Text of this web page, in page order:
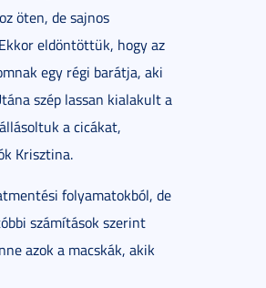
öten, de sajnos
eldöntöttük, hogy az
egy régi barátja, aki
szép lassan kialakult a
a cicákat,
Krisztina.
folyamatokból, de
számítások szerint
azok a macskák, akik